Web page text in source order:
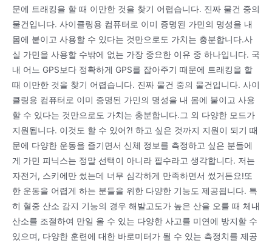
문에 트래킹을 할 때 이만한 것을 찾기 어렵습니다. 진짜 물건 중의
물건입니다. 사이클링용 컴퓨터로 이미 증명된 가민의 명성을 내
몸에 붙이고 사용할 수 있다는 것만으로도 가치는 충분합니다.사
실 가민을 사용할 수밖에 없는 가장 중요한 이유 중 하나입니다. 국
내 어느 GPS보다 정확하게 GPS를 잡아주기 때문에 트래킹을 할
때 이만한 것을 찾기 어렵습니다. 진짜 물건 중의 물건입니다. 사이
클링용 컴퓨터로 이미 증명된 가민의 명성을 내 몸에 붙이고 사용
할 수 있다는 것만으로도 가치는 충분합니다.그 외 다양한 모드가
지원됩니다. 이것도 할 수 있어?! 하고 싶은 것까지 지원이 되기 때
문에 다양한 운동을 즐기면서 신체 정보를 측정하고 싶은 분들에
게 가민 피닉스는 정말 선택이 아니라 필수라고 생각합니다. 저는
자전거, 스키에만 썼는데 너무 심각하게 만족하면서 썼거든요!또
한 운동을 어렵게 하는 분들을 위한 다양한 기능도 제공됩니다. 특
히 혈중 산소 감지 기능의 경우 해발고도가 높은 산을 오를 때 체내
산소를 조절하여 만일 올 수 있는 다양한 사고를 미연에 방지할 수
있으며, 다양한 훈련에 대한 바로미터가 될 수 있는 측정치를 제공